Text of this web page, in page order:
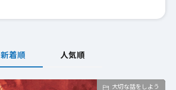
新着順 人気順
大切な話をしよう